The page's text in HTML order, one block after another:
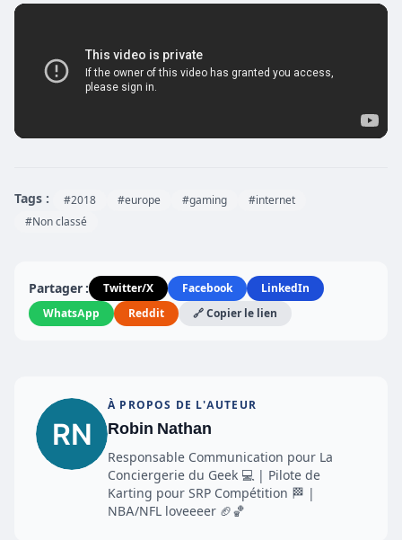
Tags : #2018 #europe #gaming
#internet
#Non classé
Partager : Twitter/X Facebook
LinkedIn
WhatsApp
Reddit 🔗 Copier le lien
À PROPOS DE L'AUTEUR
Robin Nathan
Responsable Communication pour La
Conciergerie du Geek 💻 | Pilote de
Karting pour SRP Compétition 🏁 |
NBA/NFL loveeeer 🏈🏀